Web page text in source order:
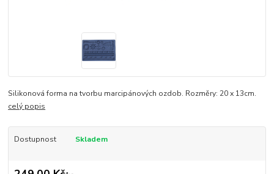
Silikonová forma na tvorbu marcipánových ozdob. Rozměry: 20 x 13cm.
celý popis
Dostupnost Skladem